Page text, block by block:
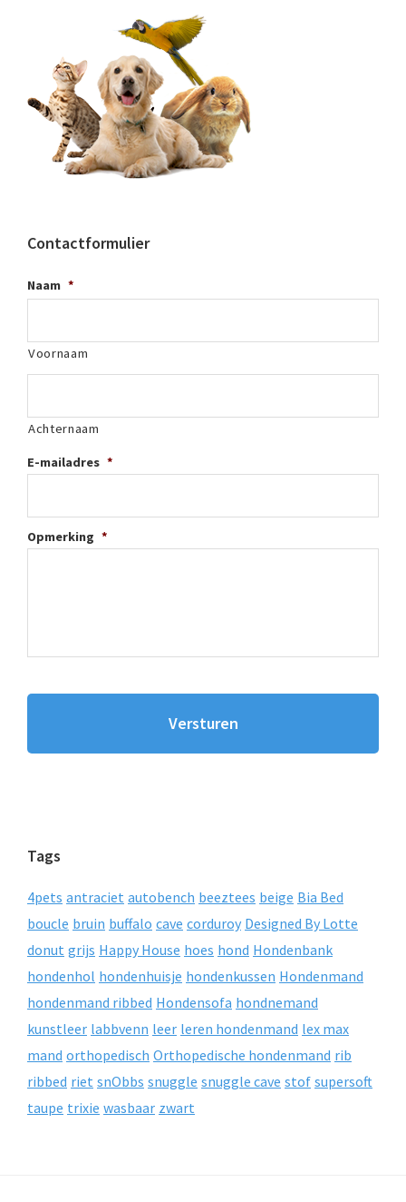
Contactformulier
Naam *
Voornaam
Achternaam
E-mailadres *
Opmerking *
Tags
4pets antraciet autobench beeztees beige Bia Bed
boucle bruin buffalo cave corduroy Designed By Lotte
donut grijs Happy House hoes hond Hondenbank
hondenhol hondenhuisje hondenkussen Hondenmand
hondenmand ribbed Hondensofa hondnemand
kunstleer labbvenn leer leren hondenmand lex max
mand orthopedisch Orthopedische hondenmand rib
ribbed riet snObbs snuggle snuggle cave stof supersoft
taupe trixie wasbaar zwart